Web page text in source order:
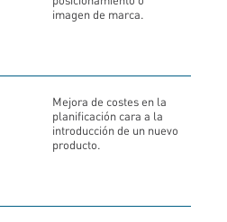
imagen de marca.
Mejora de costes en la
planificación cara a la
introducción de un nuevo
producto.